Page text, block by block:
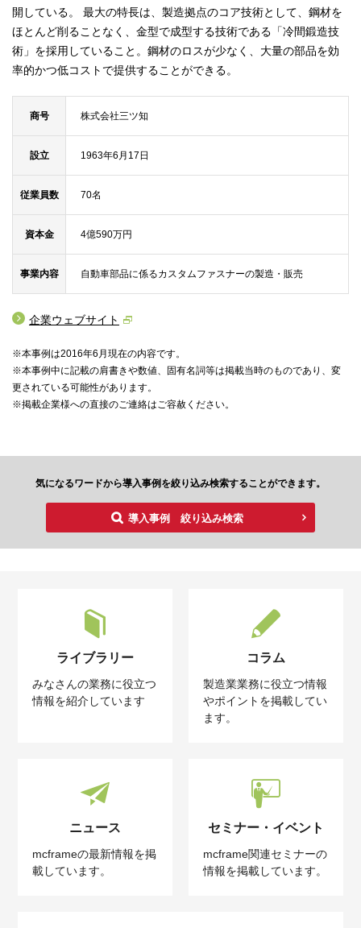
開している。 最大の特長は、製造拠点のコア技術として、鋼材を
ほとんど削ることなく、金型で成型する技術である「冷間鍛造技
術」を採用していること。鋼材のロスが少なく、大量の部品を効
率的かつ低コストで提供することができる。
商号 株式会社三ツ知
設立 1963年6月17日
従業員数 70名
資本金 4億590万円
事業内容 自動車部品に係るカスタムファスナーの製造・販売
企業ウェブサイト
※本事例は2016年6月現在の内容です。
※本事例中に記載の肩書きや数値、固有名詞等は掲載当時のものであり、変
更されている可能性があります。
※掲載企業様への直接のご連絡はご容赦ください。
気になるワードから導入事例を絞り込み検索することができます。
導入事例 絞り込み検索
ライブラリー
みなさんの業務に役立つ
情報を紹介しています
コラム
製造業業務に役立つ情報
やポイントを掲載してい
ます。
ニュース
mcframeの最新情報を掲
載しています。
セミナー・イベント
mcframe関連セミナーの
情報を掲載しています。